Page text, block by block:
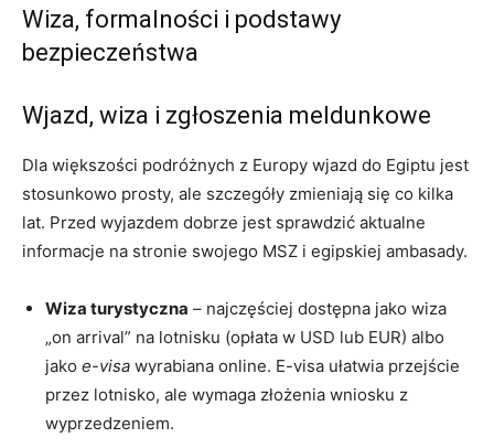
Wiza, formalności i podstawy
bezpieczeństwa
Wjazd, wiza i zgłoszenia meldunkowe
Dla większości podróżnych z Europy wjazd do Egiptu jest
stosunkowo prosty, ale szczegóły zmieniają się co kilka
lat. Przed wyjazdem dobrze jest sprawdzić aktualne
informacje na stronie swojego MSZ i egipskiej ambasady.
Wiza turystyczna – najczęściej dostępna jako wiza
„on arrival” na lotnisku (opłata w USD lub EUR) albo
jako e-visa wyrabiana online. E-visa ułatwia przejście
przez lotnisko, ale wymaga złożenia wniosku z
wyprzedzeniem.